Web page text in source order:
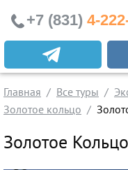
Экскурсионные туры
Заграничные
Туры на Черное Море
Вылеты из Нижнего
Горящие туры
+7 (831) 4-
Главная Все туры
Золотое кольцо
Золотое